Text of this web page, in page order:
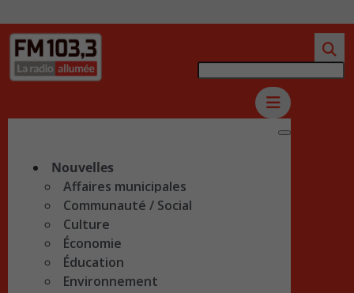
Nouvelles
Affaires municipales
Communauté / Social
Culture
Économie
Éducation
Environnement